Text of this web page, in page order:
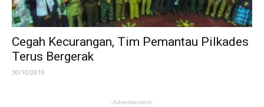
Cegah Kecurangan, Tim Pemantau Pilkades
Terus Bergerak
30/10/2019
- Advertisement -